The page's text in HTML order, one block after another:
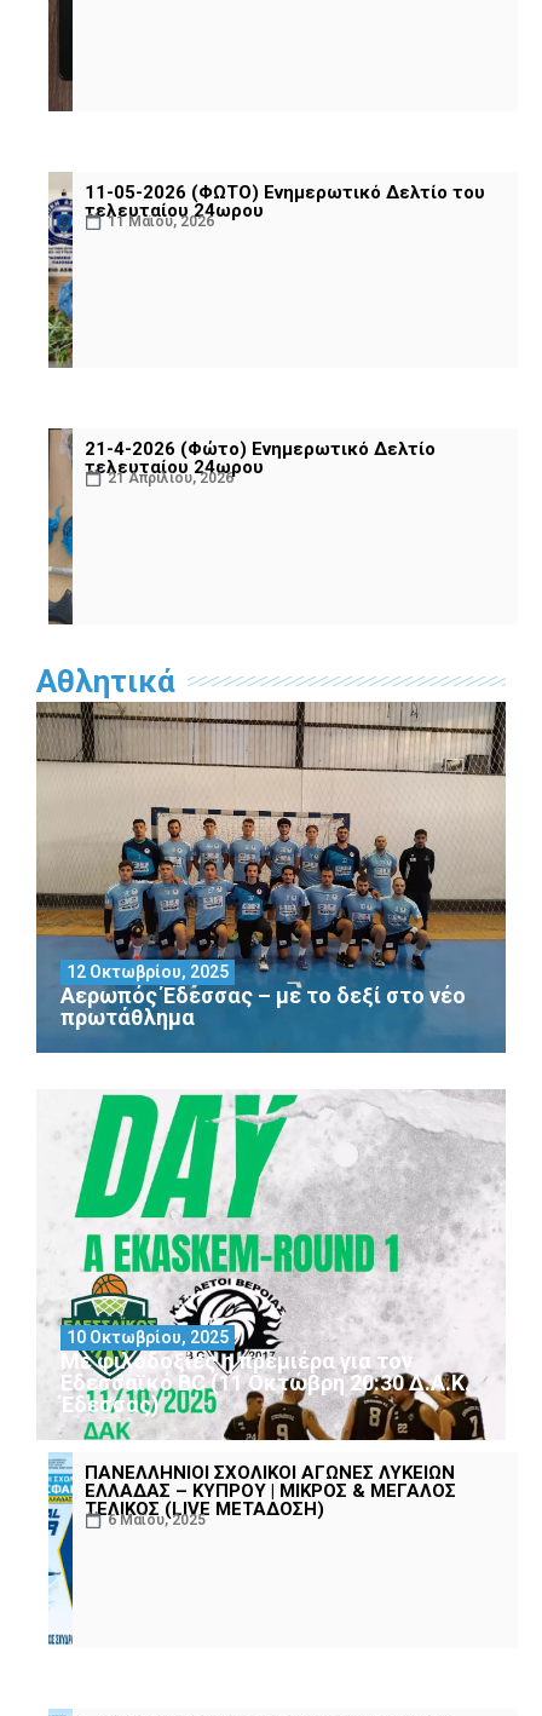
11-05-2026 (ΦΩΤΟ) Ενημερωτικό Δελτίο του
τελευταίου 24ωρου
11 Μαΐου, 2026
21-4-2026 (Φώτο) Ενημερωτικό Δελτίο
τελευταίου 24ωρου
21 Απριλίου, 2026
Αθλητικά
Αερωπός Έδεσσας – με το δεξί στο νέο
πρωτάθλημα
12 Οκτωβρίου, 2025
Με φιλοδοξίες η πρεμιέρα για τον
Εδεσσαϊκό BC (11 Οκτώβρη 20:30 Δ.Α.Κ.
Έδεσσας)
10 Οκτωβρίου, 2025
ΠΑΝΕΛΛΗΝΙΟΙ ΣΧΟΛΙΚΟΙ ΑΓΩΝΕΣ ΛΥΚΕΙΩΝ
ΕΛΛΑΔΑΣ – ΚΥΠΡΟΥ | ΜΙΚΡΟΣ & ΜΕΓΑΛΟΣ
ΤΕΛΙΚΟΣ (LIVE ΜΕΤΑΔΟΣΗ)
6 Μαΐου, 2025